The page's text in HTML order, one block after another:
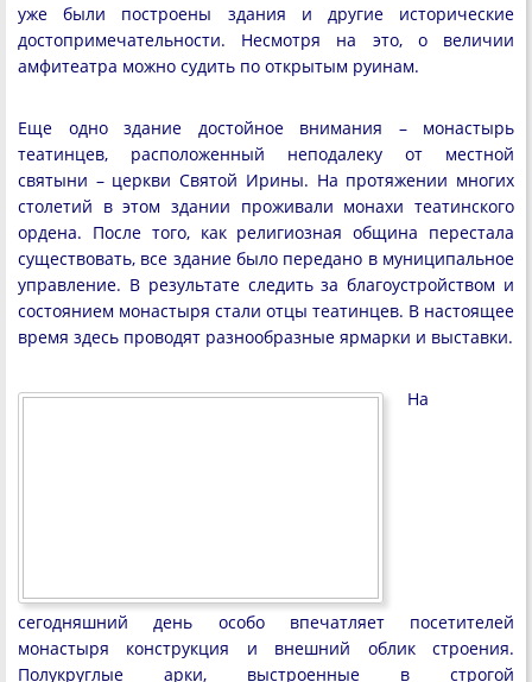
уже были построены здания и другие исторические
достопримечательности. Несмотря на это, о величии
амфитеатра можно судить по открытым руинам.
Еще одно здание достойное внимания – монастырь
театинцев, расположенный неподалеку от местной
святыни – церкви Святой Ирины. На протяжении многих
столетий в этом здании проживали монахи театинского
ордена. После того, как религиозная община перестала
существовать, все здание было передано в муниципальное
управление. В результате следить за благоустройством и
состоянием монастыря стали отцы театинцев. В настоящее
время здесь проводят разнообразные ярмарки и выставки.
На
сегодняшний день особо впечатляет посетителей
монастыря конструкция и внешний облик строения.
Полукруглые арки, выстроенные в строгой